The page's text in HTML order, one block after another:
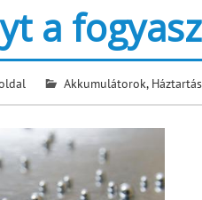
a
Akkumulátorok, Háztartás